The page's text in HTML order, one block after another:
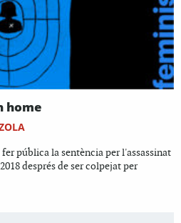
home
pública la sentència per l'assassinat
després de ser colpejat per